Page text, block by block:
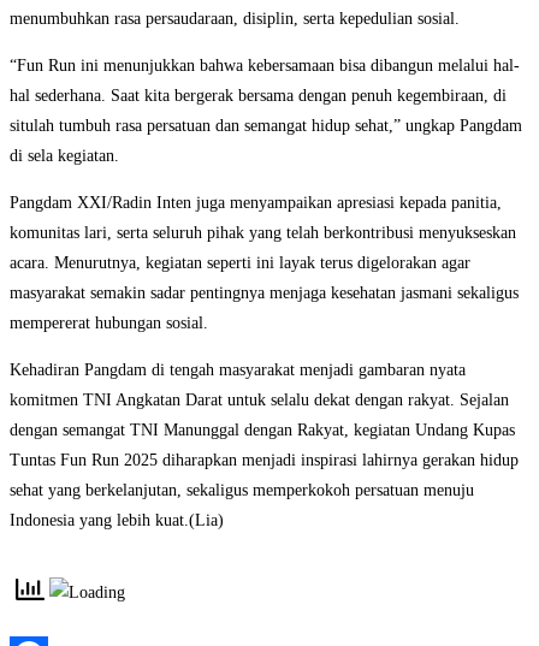
menumbuhkan rasa persaudaraan, disiplin, serta kepedulian sosial.
“Fun Run ini menunjukkan bahwa kebersamaan bisa dibangun melalui hal-
hal sederhana. Saat kita bergerak bersama dengan penuh kegembiraan, di
situlah tumbuh rasa persatuan dan semangat hidup sehat,” ungkap Pangdam
di sela kegiatan.
Pangdam XXI/Radin Inten juga menyampaikan apresiasi kepada panitia,
komunitas lari, serta seluruh pihak yang telah berkontribusi menyukseskan
acara. Menurutnya, kegiatan seperti ini layak terus digelorakan agar
masyarakat semakin sadar pentingnya menjaga kesehatan jasmani sekaligus
mempererat hubungan sosial.
Kehadiran Pangdam di tengah masyarakat menjadi gambaran nyata
komitmen TNI Angkatan Darat untuk selalu dekat dengan rakyat. Sejalan
dengan semangat TNI Manunggal dengan Rakyat, kegiatan Undang Kupas
Tuntas Fun Run 2025 diharapkan menjadi inspirasi lahirnya gerakan hidup
sehat yang berkelanjutan, sekaligus memperkokoh persatuan menuju
Indonesia yang lebih kuat.(Lia)